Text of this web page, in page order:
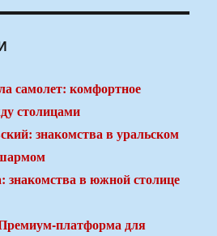
самолет: комфортное
столицами
знакомства в уральском
знакомства в южной столице
платформа для